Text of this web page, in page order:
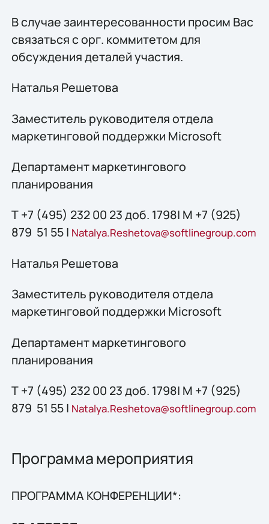
В случае заинтересованности просим Вас
связаться с орг. коммитетом для
обсуждения деталей участия.
Наталья Решетова
Заместитель руководителя отдела
маркетинговой поддержки Microsoft
Департамент маркетингового
планирования
Т +7 (495) 232 00 23 доб. 1798| М +7 (925)
879 51 55 | Natalya.Reshetova@softlinegroup.com
Наталья Решетова
Заместитель руководителя отдела
маркетинговой поддержки Microsoft
Департамент маркетингового
планирования
Т +7 (495) 232 00 23 доб. 1798| М +7 (925)
879 51 55 | Natalya.Reshetova@softlinegroup.com
Программа мероприятия
ПРОГРАММА КОНФЕРЕНЦИИ*: